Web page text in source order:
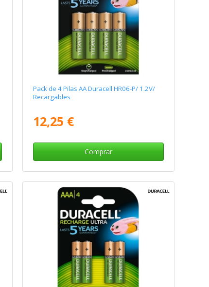
Pack de 4 Pilas AA Duracell HR06-P/ 1.2V/
Recargables
12,25 €
Comprar